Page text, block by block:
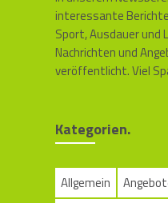
interessante
Sport, Ausdauer und
Nachrichten und
veröffentlicht. Viel
Kategorien.
Allgemein